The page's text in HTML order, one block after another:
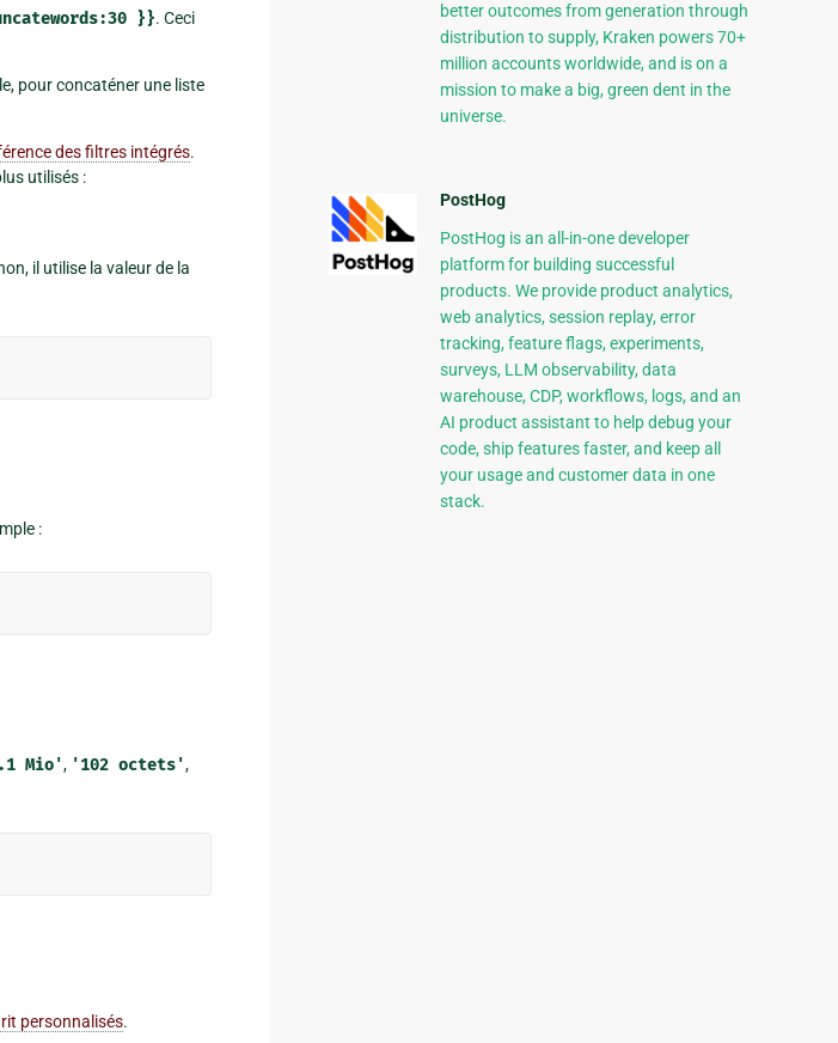
}}. Ceci
pour concaténer une liste
des filtres intégrés.
utilisés :
il utilise la valeur de la
:
Mio', '102 octets',
personnalisés.
better outcomes from generation through
distribution to supply, Kraken powers 70+
million accounts worldwide, and is on a
mission to make a big, green dent in the
universe.
PostHog
PostHog is an all-in-one developer
platform for building successful
products. We provide product analytics,
web analytics, session replay, error
tracking, feature flags, experiments,
surveys, LLM observability, data
warehouse, CDP, workflows, logs, and an
AI product assistant to help debug your
code, ship features faster, and keep all
your usage and customer data in one
stack.